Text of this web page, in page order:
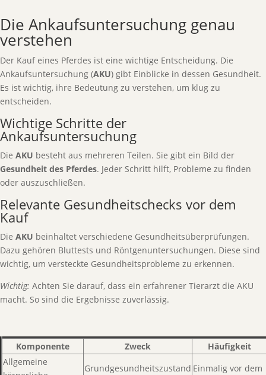
Die Ankaufsuntersuchung genau
verstehen
Der Kauf eines Pferdes ist eine wichtige Entscheidung. Die
Ankaufsuntersuchung (AKU) gibt Einblicke in dessen Gesundheit.
Es ist wichtig, ihre Bedeutung zu verstehen, um klug zu
entscheiden.
Wichtige Schritte der
Ankaufsuntersuchung
Die AKU besteht aus mehreren Teilen. Sie gibt ein Bild der
Gesundheit des Pferdes. Jeder Schritt hilft, Probleme zu finden
oder auszuschließen.
Relevante Gesundheitschecks vor dem
Kauf
Die AKU beinhaltet verschiedene Gesundheitsüberprüfungen.
Dazu gehören Bluttests und Röntgenuntersuchungen. Diese sind
wichtig, um versteckte Gesundheitsprobleme zu erkennen.
Wichtig: Achten Sie darauf, dass ein erfahrener Tierarzt die AKU
macht. So sind die Ergebnisse zuverlässig.
Komponente Zweck
Häufigkeit
Allgemeine
Grundgesundheitszustand Einmalig vor dem